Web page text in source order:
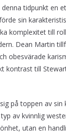
tidpunkt en
sin
komplexitet till
Dean Martin
obesvärade
kontrast till
på toppen av sin
av kvinnlig
utan en